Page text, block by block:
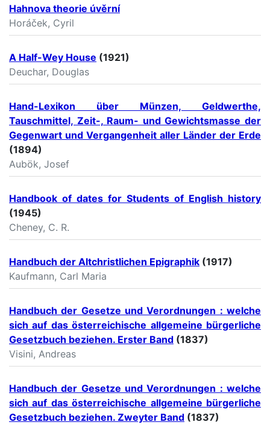
Hahnova theorie úvěrní
Horáček, Cyril
A Half-Wey House (1921)
Deuchar, Douglas
Hand-Lexikon über Münzen, Geldwerthe,
Tauschmittel, Zeit-, Raum- und Gewichtsmasse der
Gegenwart und Vergangenheit aller Länder der Erde
(1894)
Aubök, Josef
Handbook of dates for Students of English history
(1945)
Cheney, C. R.
Handbuch der Altchristlichen Epigraphik (1917)
Kaufmann, Carl Maria
Handbuch der Gesetze und Verordnungen : welche
sich auf das österreichische allgemeine bürgerliche
Gesetzbuch beziehen. Erster Band (1837)
Visini, Andreas
Handbuch der Gesetze und Verordnungen : welche
sich auf das österreichische allgemeine bürgerliche
Gesetzbuch beziehen. Zweyter Band (1837)